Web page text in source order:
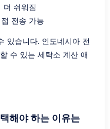
더 쉬워짐
전송 가능
있습니다. 인도네시아 전
수 있는 세탁소 계산 애
해야 하는 이유는